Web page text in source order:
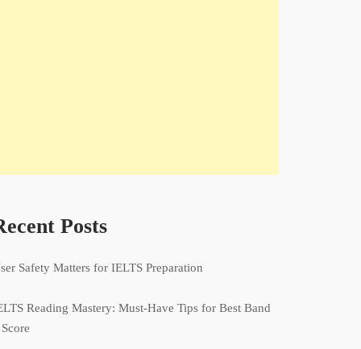
Posts
Safety Matters for IELTS Preparation
Reading Mastery: Must-Have Tips for Best Band